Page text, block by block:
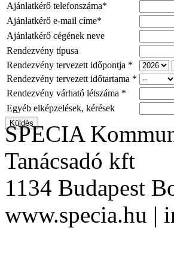
Ajánlatkérő telefonszáma*
Ajánlatkérő e-mail címe*
Ajánlatkérő cégének neve
Rendezvény típusa
Rendezvény tervezett időpontja *
Rendezvény tervezett időtartama *
Rendezvény várható létszáma *
Egyéb elképzelések, kérések
SPECIA
Tanácsadó kft
1134 Budapest
www.specia.hu |